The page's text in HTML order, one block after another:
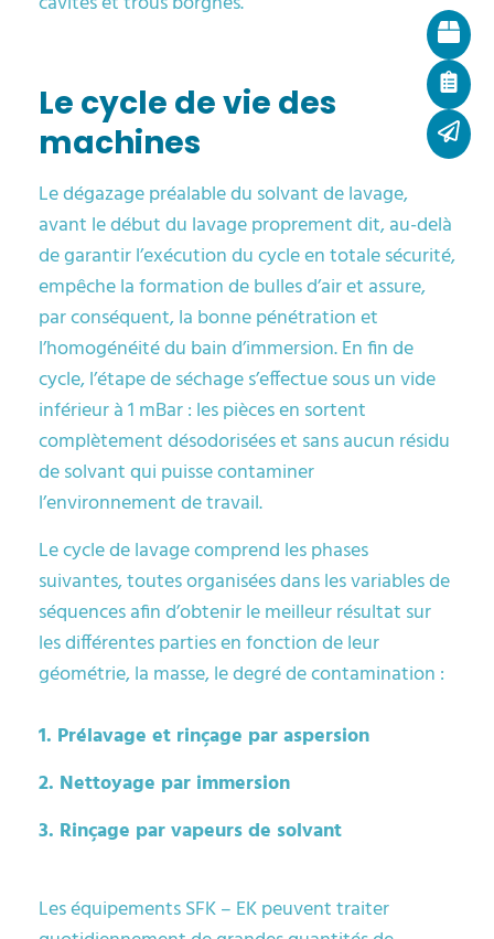
Le cycle de vie des
machines
Le dégazage préalable du solvant de lavage,
avant le début du lavage proprement dit, au-delà
de garantir l’exécution du cycle en totale sécurité,
empêche la formation de bulles d’air et assure,
par conséquent, la bonne pénétration et
l’homogénéité du bain d’immersion. En fin de
cycle, l’étape de séchage s’effectue sous un vide
inférieur à 1 mBar : les pièces en sortent
complètement désodorisées et sans aucun résidu
de solvant qui puisse contaminer
l’environnement de travail.
Le cycle de lavage comprend les phases
suivantes, toutes organisées dans les variables de
séquences afin d’obtenir le meilleur résultat sur
les différentes parties en fonction de leur
géométrie, la masse, le degré de contamination :
1. Prélavage et rinçage par aspersion
2. Nettoyage par immersion
3. Rinçage par vapeurs de solvant
Les équipements SFK – EK peuvent traiter